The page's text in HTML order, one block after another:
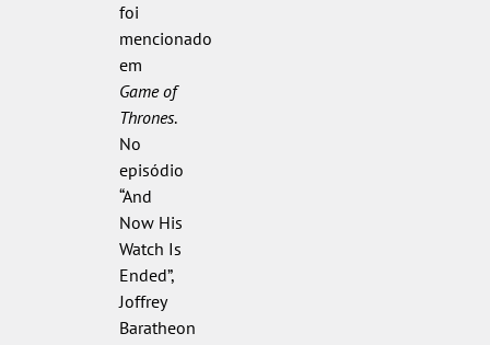
foi
mencionado
em
Game of
Thrones.
No
episódio
“And
Now His
Watch Is
Ended”,
Joffrey
Baratheon